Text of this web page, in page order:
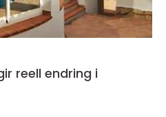
reell endring i